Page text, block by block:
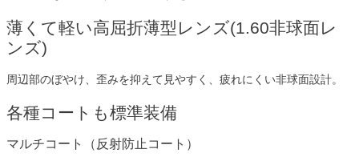
薄くて軽い高屈折薄型レンズ(1.60非球面レ
ンズ)
周辺部のぼやけ、歪みを抑えて見やすく、疲れにくい非球面設計。
各種コートも標準装備
マルチコート（反射防止コート）